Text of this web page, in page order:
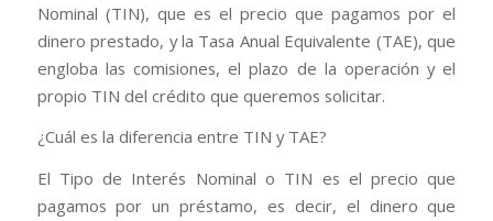
Nominal (TIN), que es el precio que pagamos por el
dinero prestado, y la Tasa Anual Equivalente (TAE), que
engloba las comisiones, el plazo de la operación y el
propio TIN del crédito que queremos solicitar.
¿Cuál es la diferencia entre TIN y TAE?
El Tipo de Interés Nominal o TIN es el precio que
pagamos por un préstamo, es decir, el dinero que